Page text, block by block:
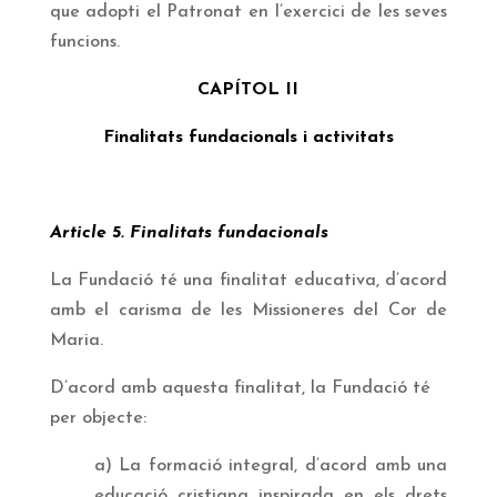
que adopti el Patronat en l’exercici de les seves
funcions.
CAPÍTOL II
Finalitats fundacionals i activitats
Article 5. Finalitats fundacionals
La Fundació té una finalitat educativa, d’acord
amb el carisma de les Missioneres del Cor de
Maria.
D’acord amb aquesta finalitat, la Fundació té
per objecte:
a) La formació integral, d’acord amb una